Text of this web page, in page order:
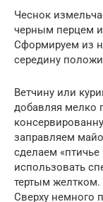
Чеснок
черным перцем
Сформируем из
середину
Ветчину или
добавляя мелко
заправляем
сделаем
использовать
тертым желтком.
Сверху немного